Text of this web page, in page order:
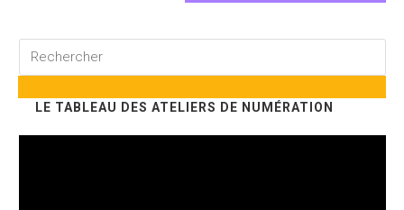
siteLE TABLEAU DES ATELIERS DE NUMÉRATION